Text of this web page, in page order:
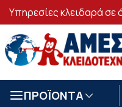
Υπηρεσίες κλειδαρά σε
ΠΡΟΪΟΝΤΑ